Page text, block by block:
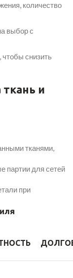
количество
выбор с
чтобы снизить
ткань и
тканями,
партии для сетей
при